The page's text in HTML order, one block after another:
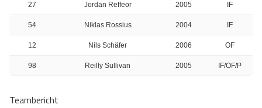
27 Jordan Reffeor 2005 IF
54 Niklas Rossius 2004 IF
12 Nils Schäfer 2006 OF
98 Reilly Sullivan 2005 IF/OF/P
Teambericht